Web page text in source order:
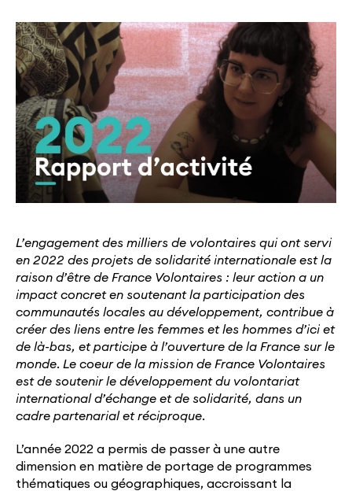
L’engagement des milliers de volontaires qui ont servi
en 2022 des projets de solidarité internationale est la
raison d’être de France Volontaires : leur action a un
impact concret en soutenant la participation des
communautés locales au développement, contribue à
créer des liens entre les femmes et les hommes d’ici et
de là-bas, et participe à l’ouverture de la France sur le
monde. Le coeur de la mission de France Volontaires
est de soutenir le développement du volontariat
international d’échange et de solidarité, dans un
cadre partenarial et réciproque.
L’année 2022 a permis de passer à une autre
dimension en matière de portage de programmes
thématiques ou géographiques, accroissant la